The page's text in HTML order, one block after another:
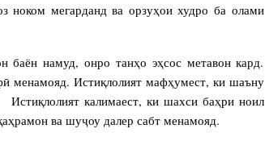
ноком мегарданд ва орзуҳои худро ба олами
баён намуд, онро танҳо эҳсос метавон кард.
менамояд. Истиқлолият мафҳумест, ки шаъну
калимаест, ки шахси баҳри ноил
ва шуҷоу далер сабт менамояд.